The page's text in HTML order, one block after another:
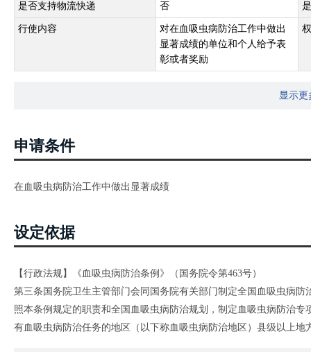
是否支持物流快递 否
行使内容
对在血吸虫病防治工作中做出
显著成绩的单位和个人给予表
彰或者奖励
显示更
申请条件
在血吸虫病防治工作中做出显著成绩
设定依据
【行政法规】《血吸虫病防治条例》（国务院令第463号）
第三条国务院卫生主管部门会同国务院有关部门制定全国血吸虫病
照本条例规定的职责和全国血吸虫病防治规划，制定血吸虫病防治专
有血吸虫病防治任务的地区（以下称血吸虫病防治地区）县级以上